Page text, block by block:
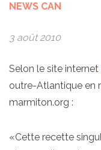
NEWS CAN
3 août 2010
Selon le site internet
outre-Atlantique en
marmiton.org :
«Cette recette